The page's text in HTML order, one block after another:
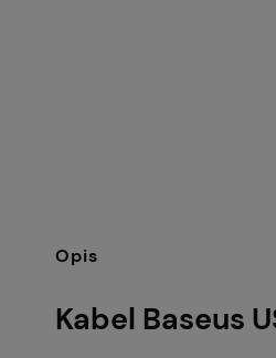
Opis
Kabel Baseus